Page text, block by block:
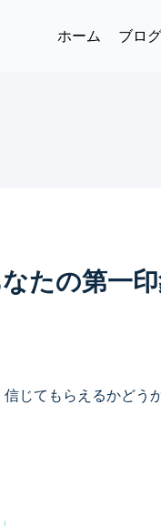
ホーム ブロ
たの第一
じてもらえるかど